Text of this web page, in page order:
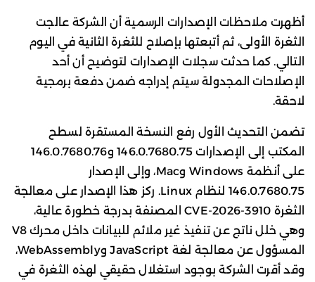
أظهرت ملاحظات الإصدارات الرسمية أن الشركة عالجت
الثغرة الأولى، ثم أتبعتها بإصلاح للثغرة الثانية في اليوم
التالي. كما حدثت سجلات الإصدارات لتوضيح أن أحد
الإصلاحات المجدولة سيتم إدراجه ضمن دفعة برمجية
لاحقة.
تضمن التحديث الأول رفع النسخة المستقرة لسطح
المكتب إلى الإصدارات 146.0.7680.75 و146.0.7680.76
على أنظمة Windows وMac، وإلى الإصدار
146.0.7680.75 لنظام Linux. ركز هذا الإصدار على معالجة
الثغرة CVE-2026-3910 المصنفة بدرجة خطورة عالية،
وهي خلل ناتج عن تنفيذ غير ملائم للبيانات داخل محرك V8
المسؤول عن معالجة لغة JavaScript وWebAssembly،
وقد أقرت الشركة بوجود استغلال حقيقي لهذه الثغرة في